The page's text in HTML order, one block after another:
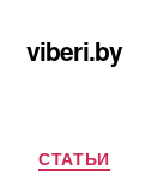
viberi.by
Рубрики
СТАТЬИ